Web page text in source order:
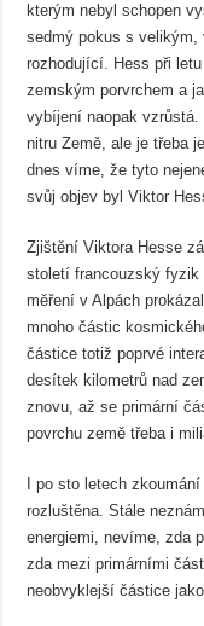
kterým nebyl schopen
sedmý pokus s velikým,
rozhodující. Hess při
zemským porvrchem a
vybíjení naopak
nitru Země, ale je třeba
dnes víme, že tyto
svůj objev byl Viktor
Zjištění Viktora Hesse
století francouzský fyzik
měření v Alpách
mnoho částic
částice totiž poprvé
desítek kilometrů nad
znovu, až se primární
povrchu země třeba i
I po sto letech
rozluštěna. Stále
energiemi, nevíme, zda
zda mezi primárními
neobvyklejší částice